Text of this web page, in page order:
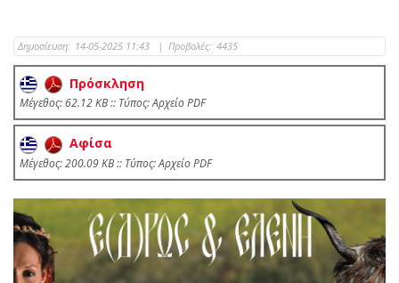
Δημοσίευση: 14-05-2025 11:43 | Προβολές: 4435
Πρόσκληση
Mέγεθος: 62.12 KB :: Τύπος: Αρχείο PDF
Αφίσα
Mέγεθος: 200.09 KB :: Τύπος: Αρχείο PDF